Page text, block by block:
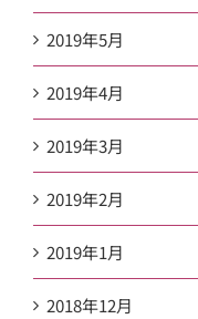
2019年5月
2019年4月
2019年3月
2019年2月
2019年1月
2018年12月